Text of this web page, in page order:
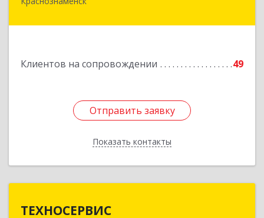
Клиентов на сопровождении 49
Отправить заявку
Показать контакты
143090, Московская обл, Краснознаменск г,
Отправить заявку
Назад
ТЕХНОСЕРВИС